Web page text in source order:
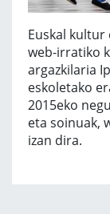
Euskal
web-irratiko
argazkilaria
eskoletako
2015eko
eta soinuak,
izan dira.